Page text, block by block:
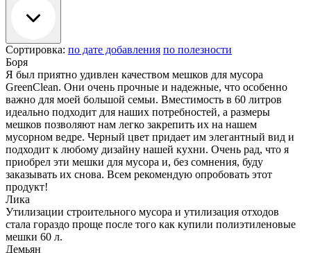
Сортировка: по дате добавления по полезности
Боря
Я был приятно удивлен качеством мешков для мусора
GreenClean. Они очень прочные и надежные, что особенно
важно для моей большой семьи. Вместимость в 60 литров
идеально подходит для наших потребностей, а размеры
мешков позволяют нам легко закрепить их на нашем
мусорном ведре. Черный цвет придает им элегантный вид и
подходит к любому дизайну нашей кухни. Очень рад, что я
приобрел эти мешки для мусора и, без сомнения, буду
заказывать их снова. Всем рекомендую опробовать этот
продукт!
Лика
Утилизации строительного мусора и утилизация отходов
стала гораздо проще после того как купили полиэтиленовые
мешки 60 л.
Демьян